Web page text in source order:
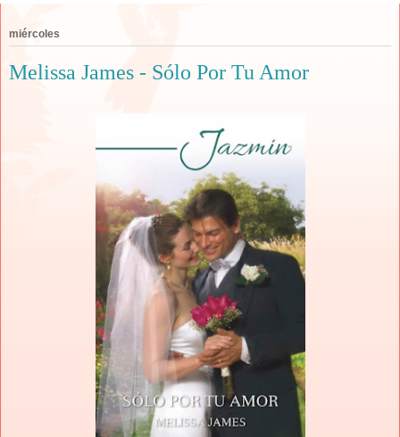
miércoles
Melissa James - Sólo Por Tu Amor